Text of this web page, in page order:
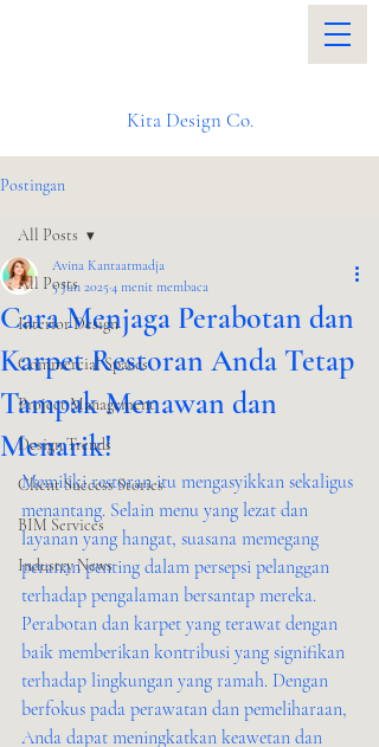
Kita Design Co.
Postingan
All Posts
Interior Design
Commercial Spaces
Project Management
Design Trends
Client Success Stories
BIM Services
Industry News
All Posts
Cara Menjaga Perabotan dan
Karpet Restoran Anda Tetap
Tampak Menawan dan
Menarik!
Avina Kantaatmadja
5 Jun 20254 menit membaca
Memiliki restoran itu mengasyikkan sekaligus
menantang. Selain menu yang lezat dan
layanan yang hangat, suasana memegang
peranan penting dalam persepsi pelanggan
terhadap pengalaman bersantap mereka.
Perabotan dan karpet yang terawat dengan
baik memberikan kontribusi yang signifikan
terhadap lingkungan yang ramah. Dengan
berfokus pada perawatan dan pemeliharaan,
Anda dapat meningkatkan keawetan dan